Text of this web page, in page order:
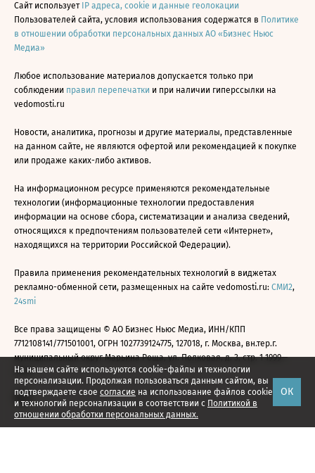
На нашем сайте используются cookie-файлы и технологии
персонализации. Продолжая пользоваться данным сайтом, вы
подтверждаете свое согласие на использование файлов cookie
и технологий персонализации в соответствии с Политикой в
отношении обработки персональных данных.
ОК
Сайт использует IP адреса, cookie и данные геолокации
Пользователей сайта, условия использования содержатся в Политике
в отношении обработки персональных данных АО «Бизнес Ньюс
Медиа»
Любое использование материалов допускается только при
соблюдении правил перепечатки и при наличии гиперссылки на
vedomosti.ru
Новости, аналитика, прогнозы и другие материалы, представленные
на данном сайте, не являются офертой или рекомендацией к покупке
или продаже каких-либо активов.
На информационном ресурсе применяются рекомендательные
технологии (информационные технологии предоставления
информации на основе сбора, систематизации и анализа сведений,
относящихся к предпочтениям пользователей сети «Интернет»,
находящихся на территории Российской Федерации).
Правила применения рекомендательных технологий в виджетах
рекламно-обменной сети, размещенных на сайте vedomosti.ru: СМИ2,
24smi
Все права защищены © АО Бизнес Ньюс Медиа, ИНН/КПП
7712108141/771501001, ОГРН 1027739124775, 127018, г. Москва, вн.тер.г.
муниципальный округ Марьина Роща, ул. Полковая, д. 3, стр. 1 1999—
2026